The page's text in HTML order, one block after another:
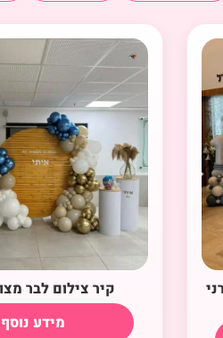
קיר צילום לבר
מידע נוסף